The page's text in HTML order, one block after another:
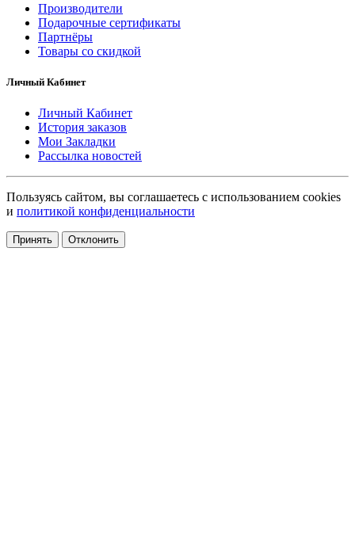
Производители
Подарочные сертификаты
Партнёры
Товары со скидкой
Личный Кабинет
Личный Кабинет
История заказов
Мои Закладки
Рассылка новостей
Пользуясь сайтом, вы соглашаетесь с использованием cookies
и политикой конфиденциальности
Принять Отклонить